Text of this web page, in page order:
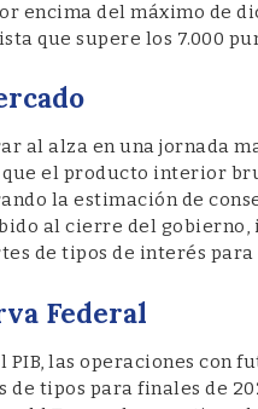
encima del máximo de
que supere los 7.000
al alza en una jornada
el producto interior
la estimación de
al cierre del
de tipos de interés para
Federal
las operaciones con
de tipos para finales de